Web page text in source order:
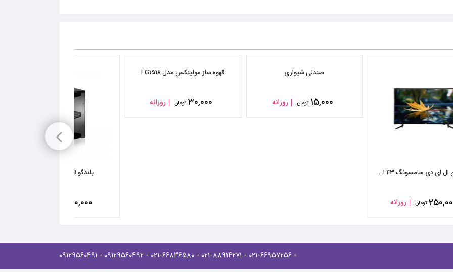
تلویزیون ال ای دی سامسونگ ۴۳ اینچ مدل ۵۸۵۰ k
تومان روزانه
صندلی شیواری
۱۵,۰۰۰ تومان روزانه
قهوه ساز مولینکس مدل FG۱۵۱۸
۳۰,۰۰۰ تومان روزانه
بلندگو dB مدل Sub ۱۵D
۱۵۰,۰۰۰
- ۰۲۱-۶۶۹۵۷۲۵۶ - ۰۲۱-۸۸۹۱۴۲۷۱ - ۰۲۱-۶۶۸۳۶۵۸۰ - ۰۹۱۲۹۵۶۰۴۹۲ - ۰۹۱۲۹۵۶۰۴۹۱